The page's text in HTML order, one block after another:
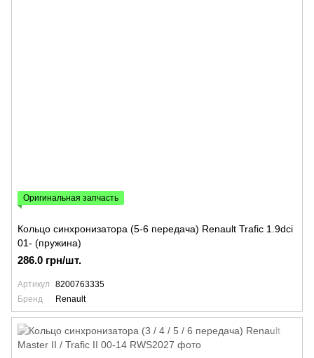
Оригинальная запчасть
Кольцо синхронизатора (5-6 передача) Renault Trafic 1.9dci
01- (пружина)
286.0 грн/шт.
Артикул
8200763335
Бренд
Renault